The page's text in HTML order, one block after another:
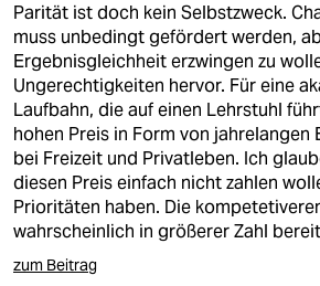
Parität ist doch kein Selbstzweck.
muss unbedingt gefördert werden,
Ergebnisgleichheit erzwingen zu
Ungerechtigkeiten hervor. Für eine
Laufbahn, die auf einen Lehrstuhl
hohen Preis in Form von jahrelangen
bei Freizeit und Privatleben. Ich
diesen Preis einfach nicht zahlen
Prioritäten haben. Die
wahrscheinlich in größerer Zahl
zum Beitrag